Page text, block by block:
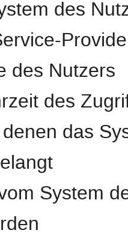
des
des Nutzers
des
das
System